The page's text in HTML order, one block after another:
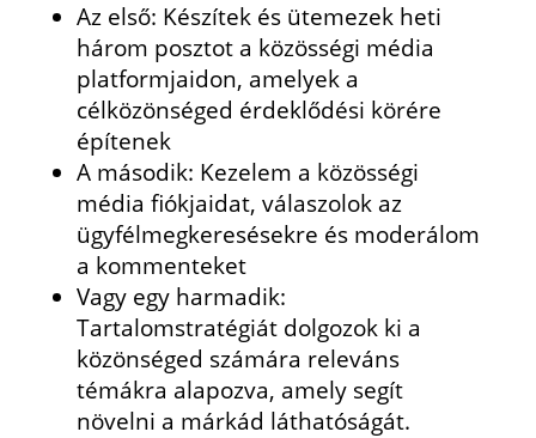
Az első: Készítek és ütemezek heti
három posztot a közösségi média
platformjaidon, amelyek a
célközönséged érdeklődési körére
építenek
A második: Kezelem a közösségi
média fiókjaidat, válaszolok az
ügyfélmegkeresésekre és moderálom
a kommenteket
Vagy egy harmadik:
Tartalomstratégiát dolgozok ki a
közönséged számára releváns
témákra alapozva, amely segít
növelni a márkád láthatóságát.